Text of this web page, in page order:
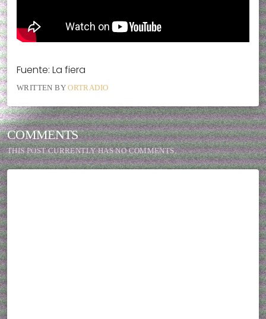
Fuente: La fiera
WRITTEN BYORTRADIO
COMMENTS
THIS POST CURRENTLY HAS NO COMMENTS.